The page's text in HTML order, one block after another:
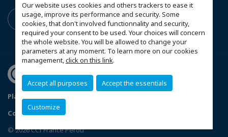
Our website uses cookies and others trackers to ease it
usage, improve its performance and security. Some
cookies, that don't involved functionnality and security,
required your consent to be used. Your choices will concern
the whole website. You will be allowed to change your
parameters at any moment. To learn more on our cookies
management,click on this link.
Accept all purposes Accept the essentials
Customize
Plan du site
Configurer vos préférences cookies
© 2026 CCI France Pérou